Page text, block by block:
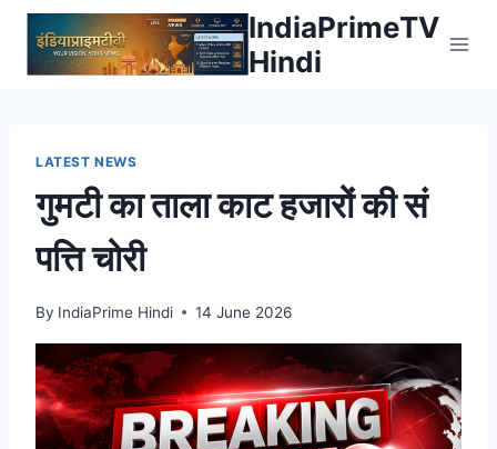
Skip
content
IndiaPrimeTV
Hindi
LATEST NEWS
गुमटी का ताला काट हजारों की सं​
पत्ति चोरी
By IndiaPrime Hindi 14 June 2026